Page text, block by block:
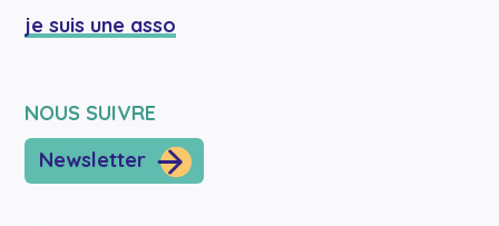
je suis une asso
NOUS SUIVRE
Newsletter